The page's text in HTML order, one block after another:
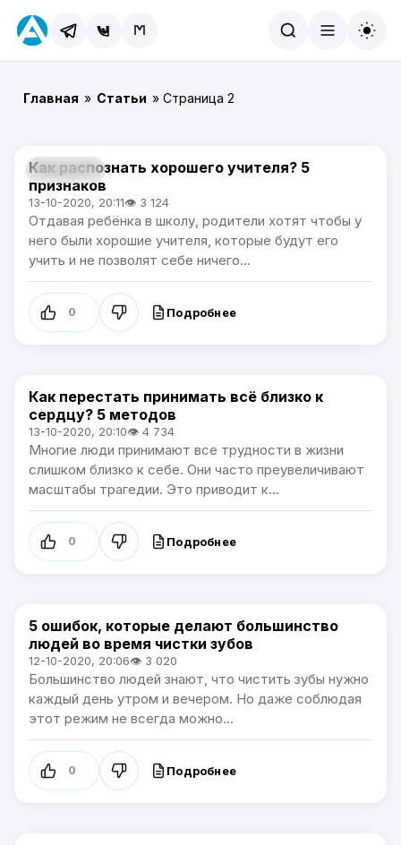
Главная » Статьи » Страница 2
Лайфхаки
Как распознать хорошего учителя? 5
признаков
13-10-2020, 20:11👁 3 124
Отдавая ребёнка в школу, родители хотят чтобы у
него были хорошие учителя, которые будут его
учить и не позволят себе ничего...
0 Подробнее
Лайфхаки
Как перестать принимать всё близко к
сердцу? 5 методов
13-10-2020, 20:10👁 4 734
Многие люди принимают все трудности в жизни
слишком близко к себе. Они часто преувеличивают
масштабы трагедии. Это приводит к...
0 Подробнее
Лайфхаки
5 ошибок, которые делают большинство
людей во время чистки зубов
12-10-2020, 20:06👁 3 020
Большинство людей знают, что чистить зубы нужно
каждый день утром и вечером. Но даже соблюдая
этот режим не всегда можно...
0 Подробнее